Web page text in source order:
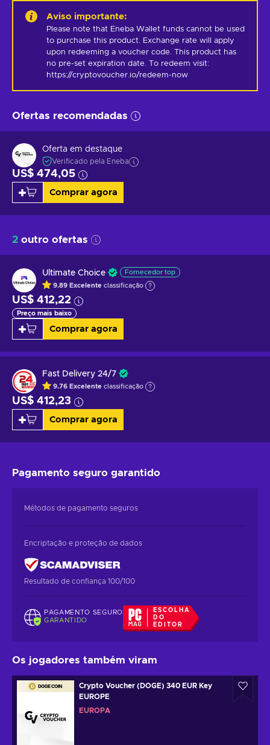
Aviso importante:
Please note that Eneba Wallet funds cannot be used
to purchase this product. Exchange rate will apply
upon redeeming a voucher code. This product has
no pre-set expiration date. To redeem visit:
https://cryptovoucher.io/redeem-now
Ofertas recomendadas
Oferta em destaque
Verificado pela Eneba
US$ 474,05
Comprar agora
2 outro ofertas
Ultimate Choice Fornecedor top
9.89 Excelente classificação
US$ 412,22
Preço mais baixo
Comprar agora
Fast Delivery 24/7
9.76 Excelente classificação
US$ 412,23
Comprar agora
Pagamento seguro garantido
Métodos de pagamento seguros
Encriptação e proteção de dados
Resultado de confiança 100/100
PAGAMENTO SEGURO
GARANTIDO
ESCOLHA
DO
EDITOR
Os jogadores também viram
Crypto Voucher (DOGE) 340 EUR Key
EUROPE
EUROPA